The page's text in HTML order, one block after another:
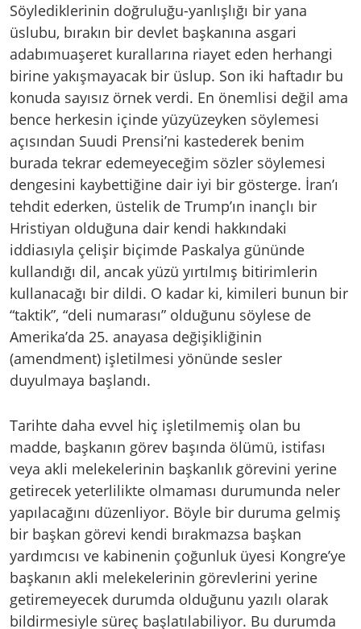
Söylediklerinin doğruluğu-yanlışlığı bir yana
üslubu, bırakın bir devlet başkanına asgari
adabımuaşeret kurallarına riayet eden herhangi
birine yakışmayacak bir üslup. Son iki haftadır bu
konuda sayısız örnek verdi. En önemlisi değil ama
bence herkesin içinde yüzyüzeyken söylemesi
açısından Suudi Prensi’ni kastederek benim
burada tekrar edemeyeceğim sözler söylemesi
dengesini kaybettiğine dair iyi bir gösterge. İran’ı
tehdit ederken, üstelik de Trump’ın inançlı bir
Hristiyan olduğuna dair kendi hakkındaki
iddiasıyla çelişir biçimde Paskalya gününde
kullandığı dil, ancak yüzü yırtılmış bitirimlerin
kullanacağı bir dildi. O kadar ki, kimileri bunun bir
“taktik”, “deli numarası” olduğunu söylese de
Amerika’da 25. anayasa değişikliğinin
(amendment) işletilmesi yönünde sesler
duyulmaya başlandı.
Tarihte daha evvel hiç işletilmemiş olan bu
madde, başkanın görev başında ölümü, istifası
veya akli melekelerinin başkanlık görevini yerine
getirecek yeterlilikte olmaması durumunda neler
yapılacağını düzenliyor. Böyle bir duruma gelmiş
bir başkan görevi kendi bırakmazsa başkan
yardımcısı ve kabinenin çoğunluk üyesi Kongre’ye
başkanın akli melekelerinin görevlerini yerine
getiremeyecek durumda olduğunu yazılı olarak
bildirmesiyle süreç başlatılabiliyor. Bu durumda